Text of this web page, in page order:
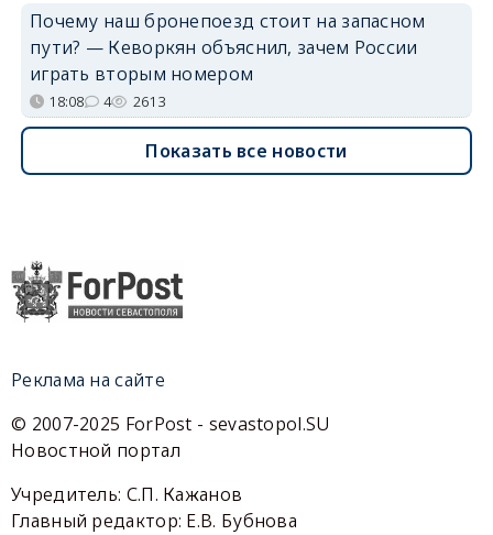
Почему наш бронепоезд стоит на запасном
пути? — Кеворкян объяснил, зачем России
играть вторым номером
18:08 4 2613
Показать все новости
Реклама на сайте
© 2007-2025 ForPost - sevastopol.SU
Новостной портал
Учредитель: С.П. Кажанов
Главный редактор: Е.В. Бубнова